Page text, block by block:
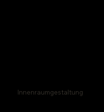
Innenraumgestaltung